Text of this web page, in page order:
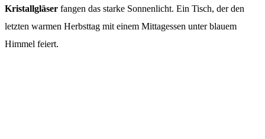
Kristallgläser fangen das starke Sonnenlicht. Ein Tisch, der den
letzten warmen Herbsttag mit einem Mittagessen unter blauem
Himmel feiert.